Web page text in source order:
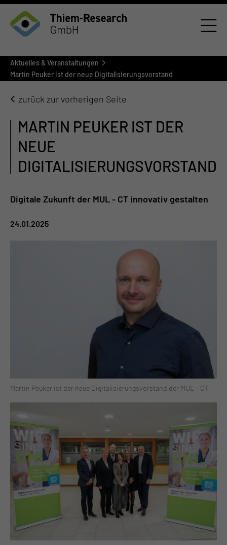
Aktuelles & Veranstaltungen
Martin Peuker ist der neue Digitalisierungsvorstand
zurück zur vorherigen Seite
MARTIN PEUKER IST DER
NEUE
DIGITALISIERUNGSVORSTAND
Digitale Zukunft der MUL - CT innovativ gestalten
24.01.2025
Martin Peuker ist der neue Digitalisierungsvorstand der MUL – CT.